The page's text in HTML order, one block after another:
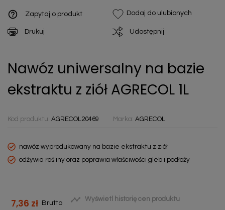
help_outline Zapytaj o produkt Dodaj do ulubionych
Drukuj Udostępnij
Nawóz uniwersalny na bazie
ekstraktu z ziół AGRECOL 1L
Kod produktu: AGRECOL20469 Marka: AGRECOL
nawóz wyprodukowany na bazie ekstraktu z ziół
odżywia rośliny oraz poprawia właściwości gleb i podłoży
7,36 zł Brutto  Wyświetl historię cen produktu